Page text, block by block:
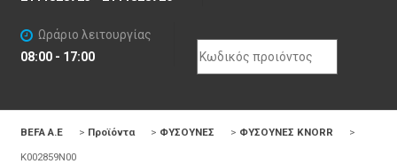
Ωράριο λειτουργίας
08:00 - 17:00
Search
for:
BEFA Α.Ε > Προϊόντα > ΦΥΣΟΥΝΕΣ > ΦΥΣΟΥΝΕΣ KNORR
>
K002859N00